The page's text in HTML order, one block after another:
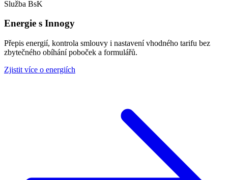
Služba BsK
Energie s Innogy
Přepis energií, kontrola smlouvy i nastavení vhodného tarifu bez
zbytečného obíhání poboček a formulářů.
Zjistit více o energiích